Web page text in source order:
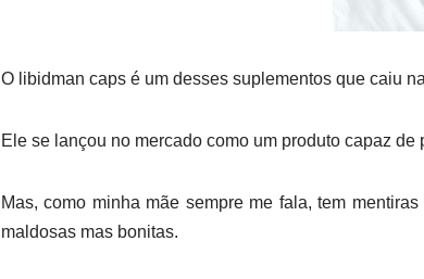
O libidman caps é um desses suplementos que caiu
Ele se lançou no mercado como um produto capaz
Mas, como minha mãe sempre me fala, tem
maldosas mas bonitas.